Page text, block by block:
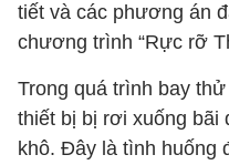
tiết và các phương án
chương trình “Rực rỡ
Trong quá trình bay
thiết bị bị rơi xuống bãi
khô. Đây là tình huống